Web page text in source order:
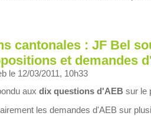
cantonales : JF Bel
et demandes
le 12/03/2011, 10h33
aux dix questions d'AEB sur le
les demandes d'AEB sur